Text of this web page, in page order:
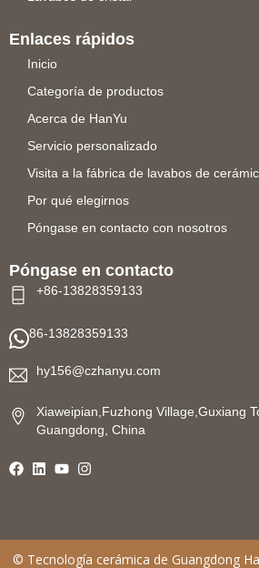
Enlaces rápidos
Inicio
Categoría de productos
Acerca de HanYu
Servicio personalizado
Visita a la fábrica de lavabos de
Por qué elegirnos
Póngase en contacto con nosotros
Póngase en contacto
+86-13828359133
86-13828359133
hy156@czhanyu.com
Xiaweipian,Fuzhong Village,Guxiang
Guangdong, China
© Tecnología cerámica de Guangdong